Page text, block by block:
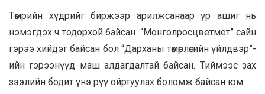
Төмрийн хүдрийг биржээр арилжсанаар үр ашиг нь
нэмэгдэх ч тодорхой байсан. “Монголросцветмет” сайн
гэрээ хийдэг байсан бол “Дарханы төмөрлөгийн үйлдвэр”-
ийн гэрээнүүд маш алдагдалтай байсан. Тиймээс зах
зээлийн бодит үнэ рүү ойртуулах боломж байсан юм.